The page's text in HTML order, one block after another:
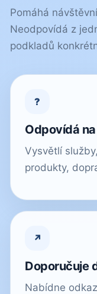
Pomáhá
Neodpovídá z
podkladů
?
Odpovídá
Vysvětlí
produkty,
↗
Doporučuje
Nabídne